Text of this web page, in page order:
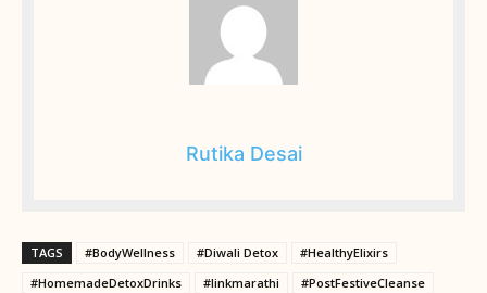
Rutika Desai
TAGS #BodyWellness #Diwali Detox
#HealthyElixirs
#HomemadeDetoxDrinks
#linkmarathi
#PostFestiveCleanse